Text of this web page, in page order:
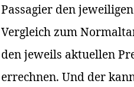
Passagier den
Vergleich zum
den jeweils aktuellen
errechnen. Und der